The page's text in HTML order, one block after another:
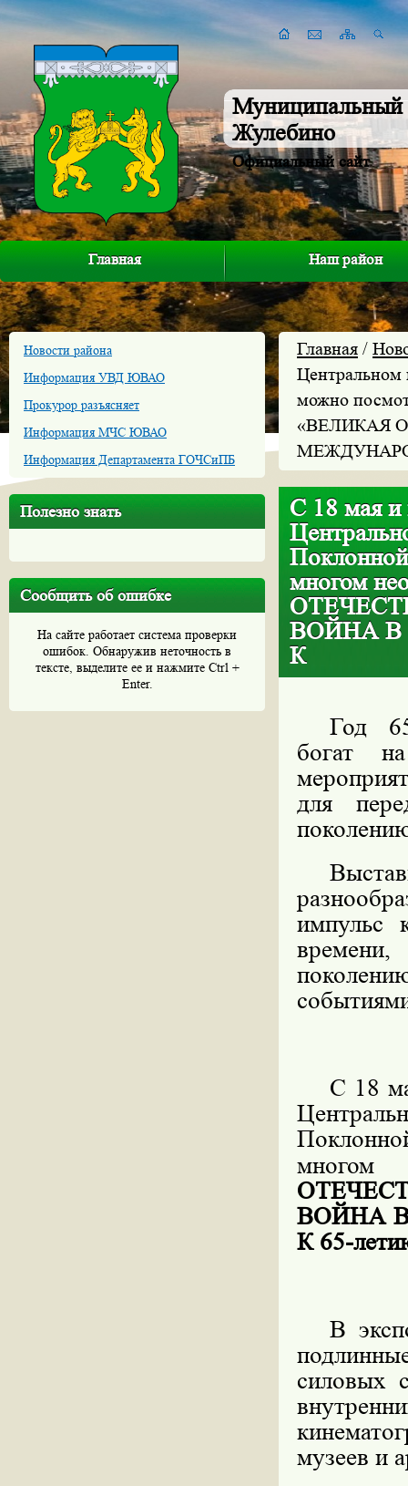
Муниципальный
Жулебино
Официальный сайт
Главная Наш район
Новости района
Информация УВД ЮВАО
Прокурор разъясняет
Информация МЧС ЮВАО
Информация Департамента ГОЧСиПБ
Полезно знать
Сообщить об ошибке
На сайте работает система проверки
ошибок. Обнаружив неточность в
тексте, выделите ее и нажмите Ctrl +
Enter.
Главная /
Центральном
можно
«ВЕЛИКАЯ
С 18 мая и
многом
ВОЙНА
К
Год
богат
для
импульс
С 18
многом
ВОЙНА
К 65-
В
силовых
музеев и